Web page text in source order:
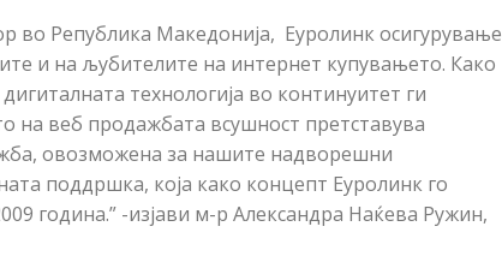
во Република Македонија, Еуролинк осигурување
и на љубителите на интернет купувањето. Како
технологија во континуитет ги
на веб продажбата всушност претставува
овозможена за нашите надворешни
поддршка, која како концепт Еуролинк го
година.” -изјави м-р Александра Наќева Ружин,